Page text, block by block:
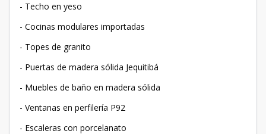
- Techo en yeso
- Cocinas modulares importadas
- Topes de granito
- Puertas de madera sólida Jequitibá
- Muebles de baño en madera sólida
- Ventanas en perfilería P92
- Escaleras con porcelanato